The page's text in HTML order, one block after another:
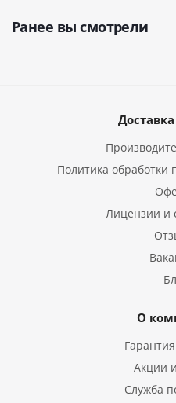
Ранее вы смотрели
Политика обработки
Лицензии и
О
Акции
Служба